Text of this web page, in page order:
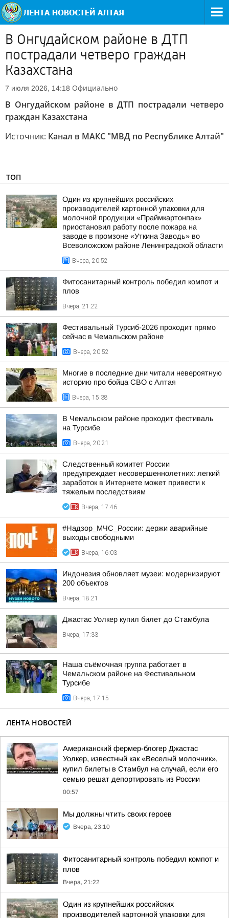
В Онгудайском районе в ДТП
пострадали четверо граждан
Казахстана
7 июля 2026, 14:18 Официально
В Онгудайском районе в ДТП пострадали четверо
граждан Казахстана
Источник: Канал в МАКС "МВД по Республике Алтай"
ТОП
Один из крупнейших российских
производителей картонной упаковки для
молочной продукции «Праймкартонпак»
приостановил работу после пожара на
заводе в промзоне «Уткина Заводь» во
Всеволожском районе Ленинградской области
Вчера, 20:52
Фитосанитарный контроль победил компот и
плов
Вчера, 21:22
Фестивальный Турсиб-2026 проходит прямо
сейчас в Чемальском районе
Вчера, 20:52
Многие в последние дни читали невероятную
историю про бойца СВО с Алтая
Вчера, 15:38
В Чемальском районе проходит фестиваль
на Турсибе
Вчера, 20:21
Следственный комитет России
предупреждает несовершеннолетних: легкий
заработок в Интернете может привести к
тяжелым последствиям
Вчера, 17:46
#Надзор_МЧС_России: держи аварийные
выходы свободными
Вчера, 16:03
Индонезия обновляет музеи: модернизируют
200 объектов
Вчера, 18:21
Джастас Уолкер купил билет до Стамбула
Вчера, 17:33
Наша съёмочная группа работает в
Чемальском районе на Фестивальном
Турсибе
Вчера, 17:15
ЛЕНТА НОВОСТЕЙ
Американский фермер-блогер Джастас
Уолкер, известный как «Веселый молочник»,
купил билеты в Стамбул на случай, если его
семью решат депортировать из России
00:57
Мы должны чтить своих героев
Вчера, 23:10
Фитосанитарный контроль победил компот и
плов
Вчера, 21:22
Один из крупнейших российских
производителей картонной упаковки для